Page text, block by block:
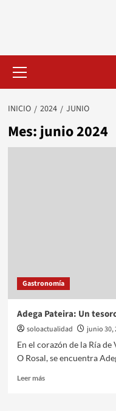
principal
INICIO 2024 JUNIO
Mes:junio 2024
Gastronomía
Adega Pateira: Un
soloactualidad junio 30,
En el corazón de la Ría
O Rosal, se encuentra
Leer más